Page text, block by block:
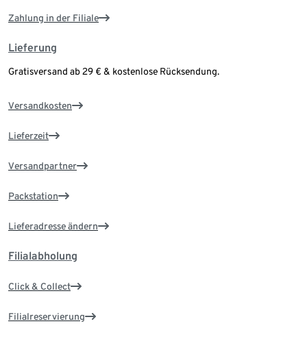
Zahlung in der Filiale
Lieferung
Gratisversand ab 29 € & kostenlose Rücksendung.
Versandkosten
Lieferzeit
Versandpartner
Packstation
Lieferadresse ändern
Filialabholung
Click & Collect
Filialreservierung